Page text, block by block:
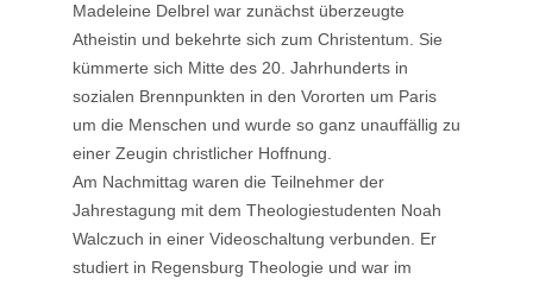
Madeleine Delbrel war zunächst überzeugte
Atheistin und bekehrte sich zum Christentum. Sie
kümmerte sich Mitte des 20. Jahrhunderts in
sozialen Brennpunkten in den Vororten um Paris
um die Menschen und wurde so ganz unauffällig zu
einer Zeugin christlicher Hoffnung.
Am Nachmittag waren die Teilnehmer der
Jahrestagung mit dem Theologiestudenten Noah
Walczuch in einer Videoschaltung verbunden. Er
studiert in Regensburg Theologie und war im